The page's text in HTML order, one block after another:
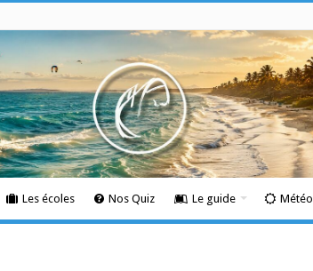
Les écoles Nos Quiz Le guide Météo